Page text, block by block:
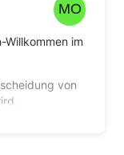
Willkommen im
von
ich Dir mal